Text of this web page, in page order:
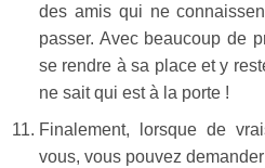
des amis qui ne
passer. Avec beaucoup de
se rendre à sa place et y
ne sait qui est à la porte !
Finalement, lorsque de
vous, vous pouvez